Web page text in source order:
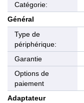
Catégorie:
Général
Type de
périphérique:
Garantie
Options de
paiement
Adaptateur